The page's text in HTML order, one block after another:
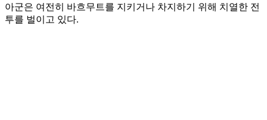
아군은 여전히 바흐무트를 지키거나 차지하기 위해 치열한 전
투를 벌이고 있다.